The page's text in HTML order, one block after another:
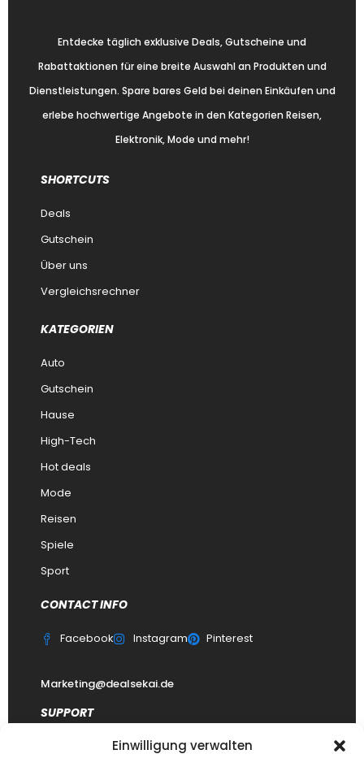
Einwilligung verwalten
Entdecke täglich exklusive Deals, Gutscheine und
Rabattaktionen für eine breite Auswahl an Produkten und
Dienstleistungen. Spare bares Geld bei deinen Einkäufen und
erlebe hochwertige Angebote in den Kategorien Reisen,
Elektronik, Mode und mehr!
SHORTCUTS
Deals
Gutschein
Über uns
Vergleichsrechner
KATEGORIEN
Auto
Gutschein
Hause
High-Tech
Hot deals
Mode
Reisen
Spiele
Sport
CONTACT INFO
Facebook Instagram Pinterest
Marketing@dealsekai.de
SUPPORT